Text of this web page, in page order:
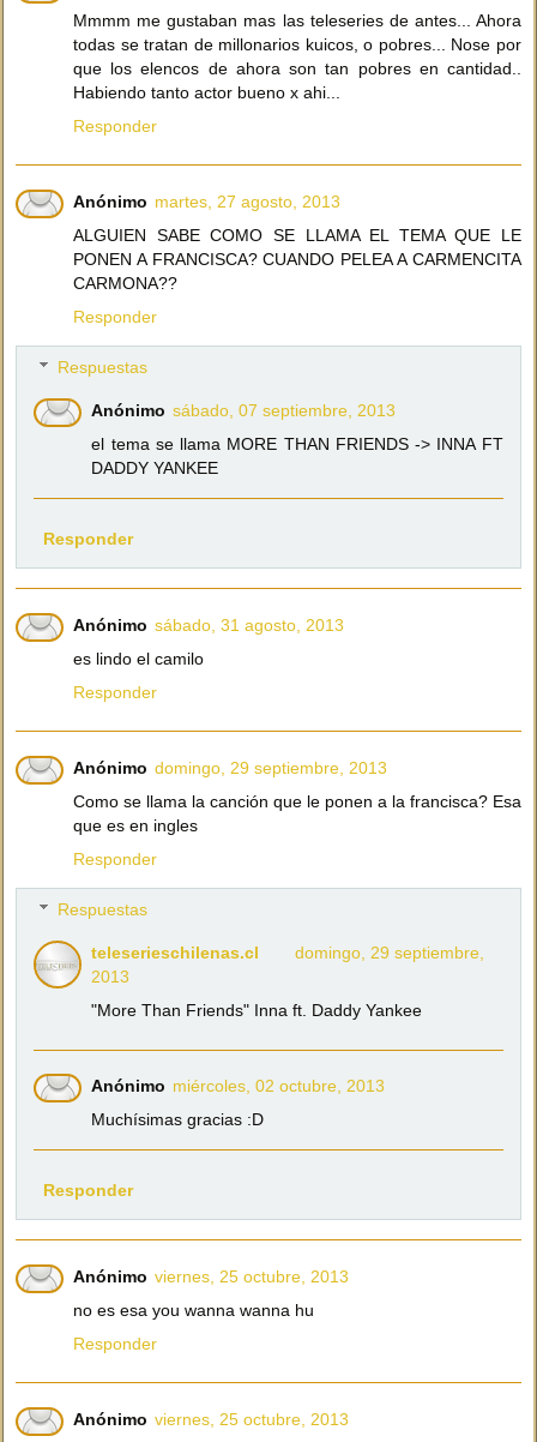
Mmmm me gustaban mas las teleseries de antes... Ahora
todas se tratan de millonarios kuicos, o pobres... Nose por
que los elencos de ahora son tan pobres en cantidad..
Habiendo tanto actor bueno x ahi...
Responder
Anónimo martes, 27 agosto, 2013
ALGUIEN SABE COMO SE LLAMA EL TEMA QUE LE
PONEN A FRANCISCA? CUANDO PELEA A CARMENCITA
CARMONA??
Responder
Respuestas
Anónimo sábado, 07 septiembre, 2013
el tema se llama MORE THAN FRIENDS -> INNA FT
DADDY YANKEE
Responder
Anónimo sábado, 31 agosto, 2013
es lindo el camilo
Responder
Anónimo domingo, 29 septiembre, 2013
Como se llama la canción que le ponen a la francisca? Esa
que es en ingles
Responder
Respuestas
teleserieschilenas.cl
domingo, 29 septiembre,
2013
"More Than Friends" Inna ft. Daddy Yankee
Anónimo miércoles, 02 octubre, 2013
Muchísimas gracias :D
Responder
Anónimo viernes, 25 octubre, 2013
no es esa you wanna wanna hu
Responder
Anónimo viernes, 25 octubre, 2013